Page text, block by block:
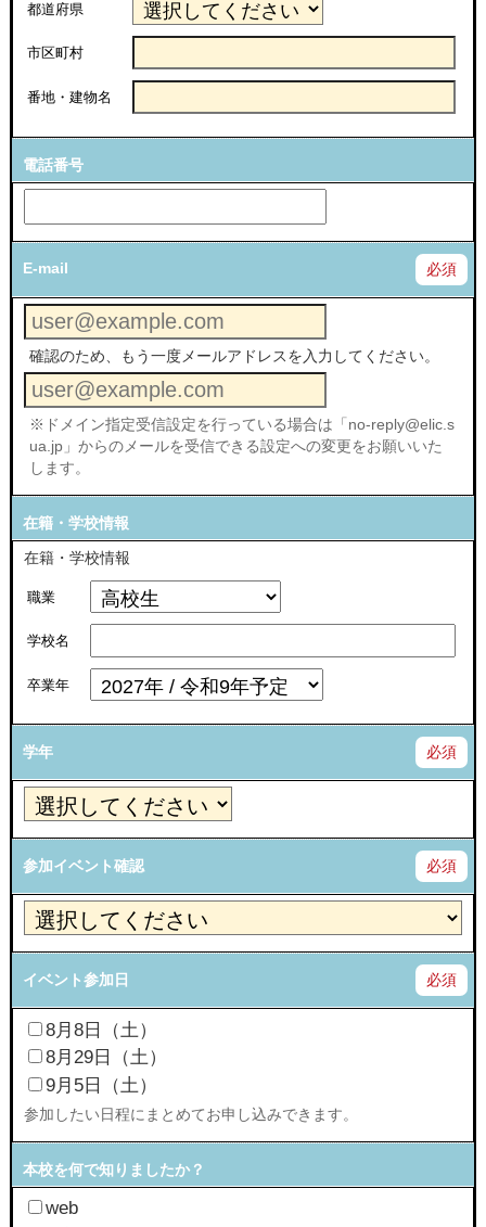
都道府県
市区町村
番地・建物名
電話番号
E-mail 必須
確認のため、もう一度メールアドレスを入力してください。
※ドメイン指定受信設定を行っている場合は「no-reply@elic.s
ua.jp」からのメールを受信できる設定への変更をお願いいた
します。
在籍・学校情報
在籍・学校情報
職業
学校名
卒業年
学年 必須
参加イベント確認 必須
イベント参加日 必須
8月8日（土）
8月29日（土）
9月5日（土）
参加したい日程にまとめてお申し込みできます。
本校を何で知りましたか？
web